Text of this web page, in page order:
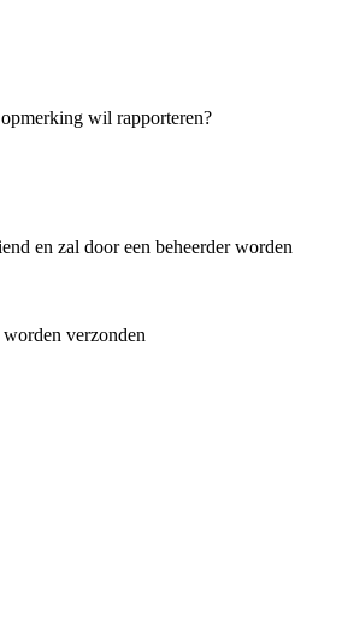
wil rapporteren?
en zal door een beheerder worden
verzonden